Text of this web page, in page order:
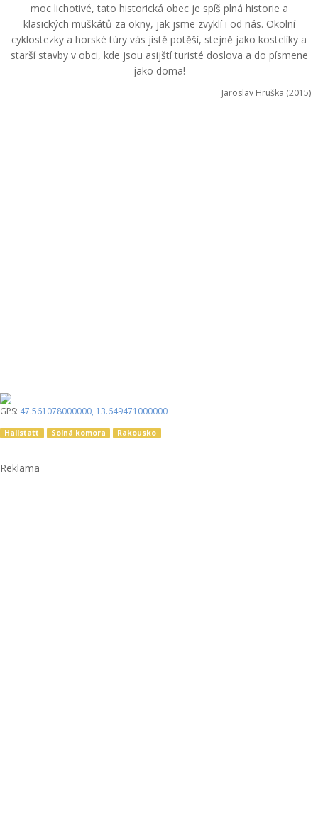
moc lichotivé, tato historická obec je spíš plná historie a
klasických muškátů za okny, jak jsme zvyklí i od nás. Okolní
cyklostezky a horské túry vás jistě potěší, stejně jako kostelíky a
starší stavby v obci, kde jsou asijští turisté doslova a do písmene
jako doma!
Jaroslav Hruška (2015)
GPS: 47.561078000000, 13.649471000000
Hallstatt Solná komora Rakousko
Reklama